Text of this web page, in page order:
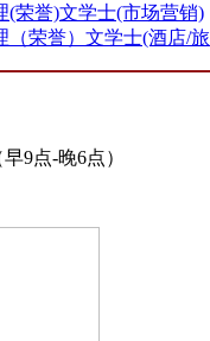
(荣誉)文学士(市场营销)
（荣誉）文学士(酒店/旅
早9点-晚6点）